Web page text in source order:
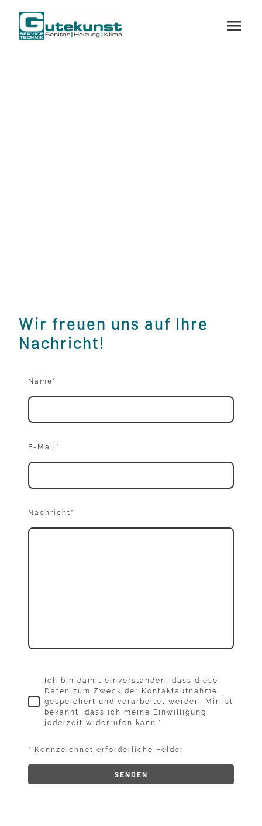
Wir freuen uns auf Ihre
Nachricht!
Name *
E-Mail *
Nachricht *
Ich bin damit einverstanden, dass diese
Daten zum Zweck der Kontaktaufnahme
gespeichert und verarbeitet werden. Mir ist
bekannt, dass ich meine Einwilligung
jederzeit widerrufen kann. *
* Kennzeichnet erforderliche Felder
SENDEN